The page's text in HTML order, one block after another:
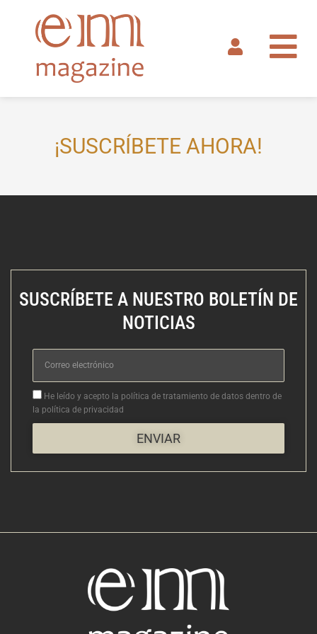
contenido
¡SUSCRÍBETE AHORA!
SUSCRÍBETE A NUESTRO BOLETÍN DE
NOTICIAS
Correo
electrónico
Aceptacion
He leído y acepto la política de tratamiento de datos dentro de
la política de privacidad
ENVIAR